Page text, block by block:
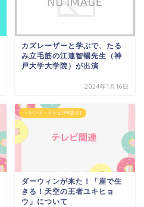
カズレーザーと学ぶで、たる
み立毛筋の江連智暢先生（神
戸大学大学院）が出演
2024年1月16日
トレンド・テレビ(PRあり)
ダーウィンが来た！「崖で生
きる！天空の王者ユキヒョ
ウ」について